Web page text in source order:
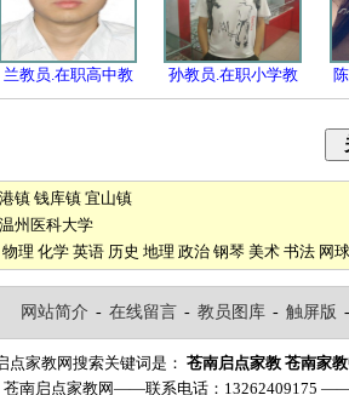
兰教员.在职高中教 孙教员.在职小学教
镇 钱库镇 宜山镇
温州医科大学
物理 化学 英语 历史 地理 政治 钢琴 美术 书法 网球
网站简介 - 在线留言 - 教员图库 - 触屏版
点家教网搜索关键词是： 苍南启点家教 苍南家
苍南启点家教网——联系电话：13262409175